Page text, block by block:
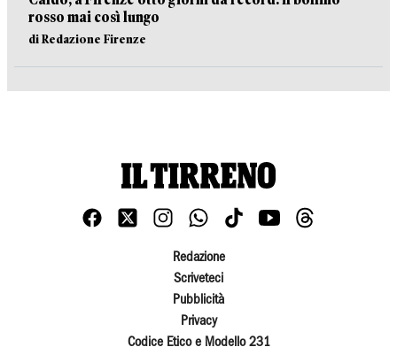
rosso mai così lungo
di Redazione Firenze
Redazione
Scriveteci
Pubblicità
Privacy
Codice Etico e Modello 231